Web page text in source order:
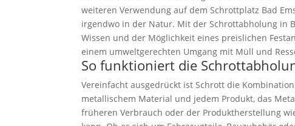
weiteren Verwendung auf dem Schrottplatz Bad
irgendwo in der Natur. Mit der Schrottabholung in
Wissen und der Möglichkeit eines preislichen
einem umweltgerechten Umgang mit Müll und
So funktioniert die
Vereinfacht ausgedrückt ist Schrott die
metallischem Material und jedem Produkt, das
früheren Verbrauch oder der Produktherstellung